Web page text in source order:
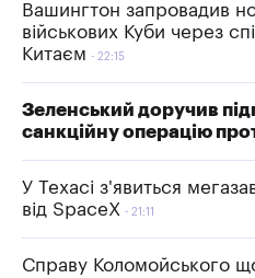
Вашингтон запровадив
військових Куби через
Китаєм
22:15
Зеленський доручив
санкційну операцію
У Техасі з'явиться
від SpaceX
21:11
Справу Коломойського